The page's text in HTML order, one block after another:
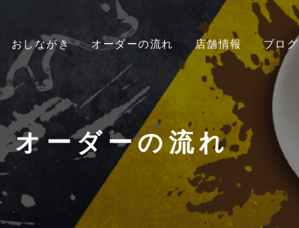
おしながき オーダーの流れ 店舗情報 ブログ
オーダーの流れ